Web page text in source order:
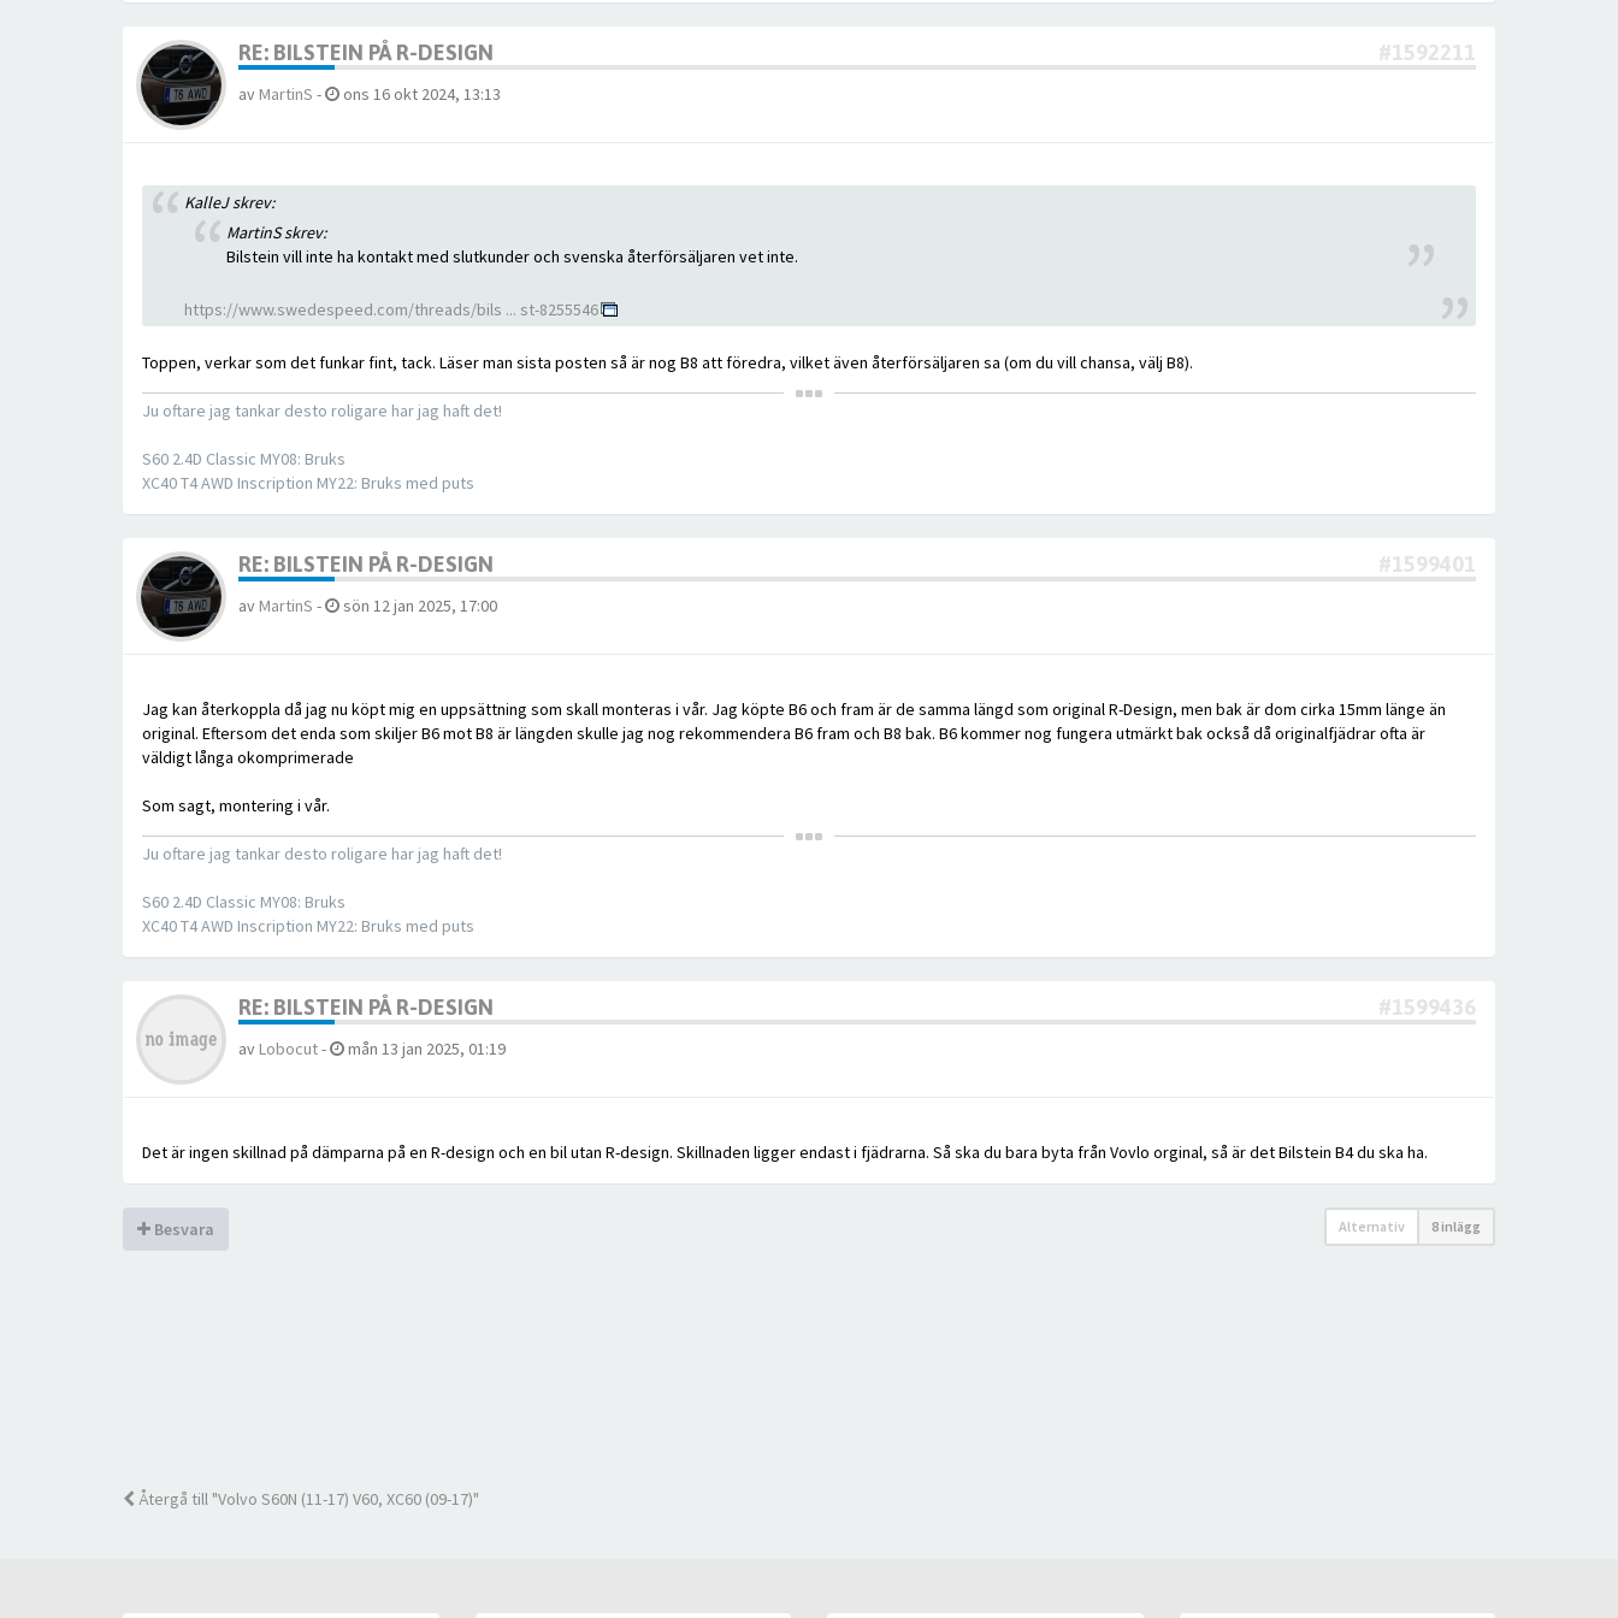
RE: BILSTEIN PÅ R-DESIGN #1592211
av MartinS - ons 16 okt 2024, 13:13
KalleJ skrev:
MartinS skrev:
Bilstein vill inte ha kontakt med slutkunder och svenska återförsäljaren vet inte.
https://www.swedespeed.com/threads/bils ... st-8255546
Toppen, verkar som det funkar fint, tack. Läser man sista posten så är nog B8 att föredra, vilket även återförsäljaren sa (om du vill chansa, välj B8).
Ju oftare jag tankar desto roligare har jag haft det!
S60 2.4D Classic MY08: Bruks
XC40 T4 AWD Inscription MY22: Bruks med puts
RE: BILSTEIN PÅ R-DESIGN #1599401
av MartinS - sön 12 jan 2025, 17:00
Jag kan återkoppla då jag nu köpt mig en uppsättning som skall monteras i vår. Jag köpte B6 och fram är de samma längd som original R-Design, men bak är dom cirka 15mm länge än
original. Eftersom det enda som skiljer B6 mot B8 är längden skulle jag nog rekommendera B6 fram och B8 bak. B6 kommer nog fungera utmärkt bak också då originalfjädrar ofta är
väldigt långa okomprimerade
Som sagt, montering i vår.
Ju oftare jag tankar desto roligare har jag haft det!
S60 2.4D Classic MY08: Bruks
XC40 T4 AWD Inscription MY22: Bruks med puts
RE: BILSTEIN PÅ R-DESIGN #1599436
av Lobocut- mån 13 jan 2025, 01:19
Det är ingen skillnad på dämparna på en R-design och en bil utan R-design. Skillnaden ligger endast i fjädrarna. Så ska du bara byta från Vovlo orginal, så är det Bilstein B4 du ska ha.
Besvara Alternativ 8 inlägg
Återgå till "Volvo S60N (11-17) V60, XC60 (09-17)"